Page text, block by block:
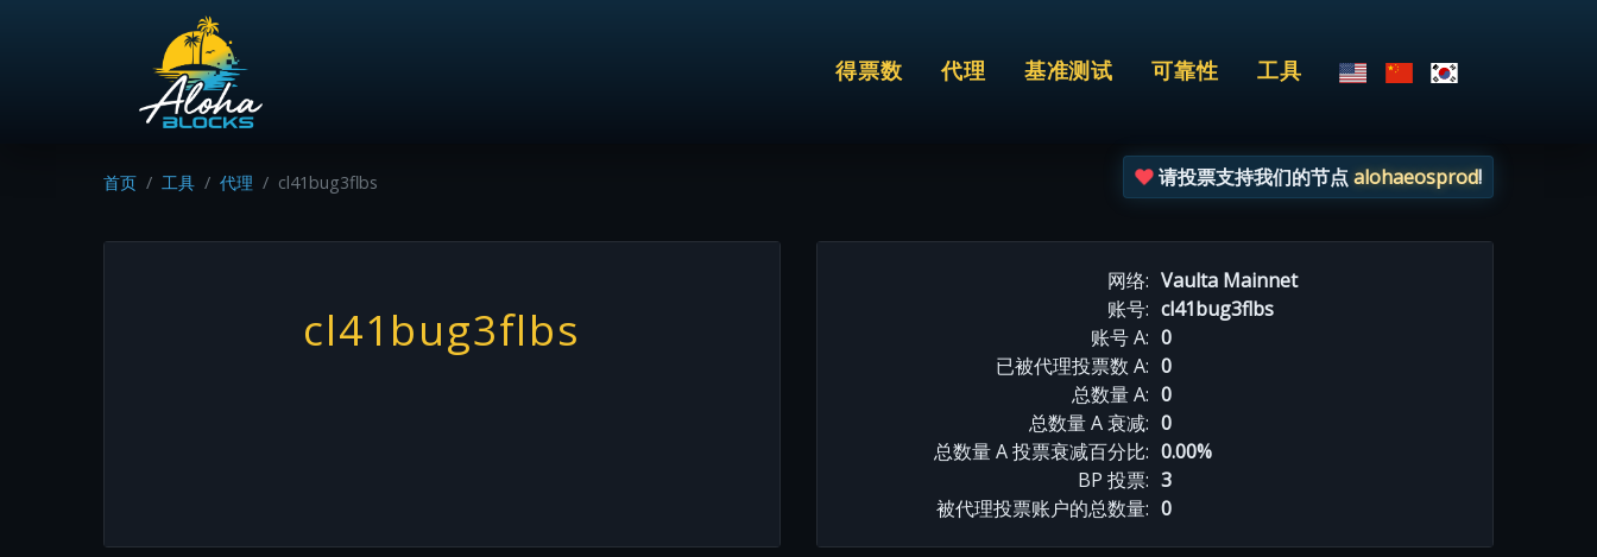
得票数 代理 基准测试 可靠性 工具
首页 工具 代理 cl41bug3flbs 请投票支持我们的节点alohaeosprod!
cl41bug3flbs
网络: Vaulta Mainnet
账号: cl41bug3flbs
账号 A: 0
已被代理投票数 A: 0
总数量 A: 0
总数量 A 衰减: 0
总数量 A 投票衰减百分比: 0.00%
BP 投票: 3
被代理投票账户的总数量: 0